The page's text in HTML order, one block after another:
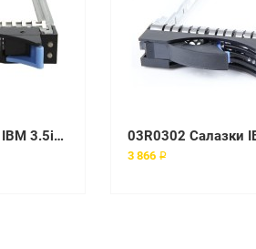
42R4130 Салазки IBM 3.5inch Sas-sata Hot Swap Caddy-tray M1 M2 M3
3 866 ₽